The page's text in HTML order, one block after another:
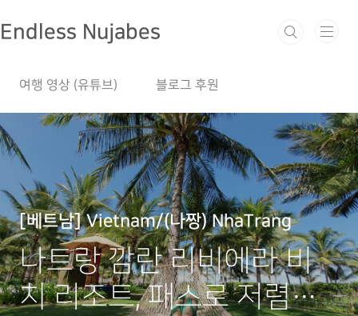
Endless Nujabes
여행 영상 (유튜브) 블로그 후원
[베트남] Vietnam/(나짱) NhaTrang
나트랑 깜란 리비에라 비
치 리조트, 패스로 저렴하